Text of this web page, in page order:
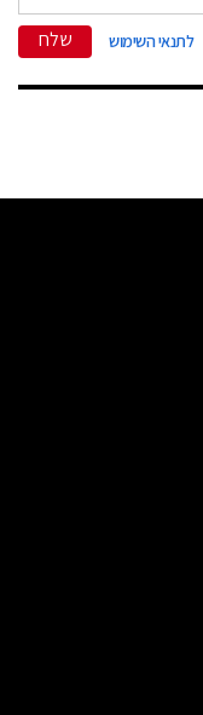
לתנאי השימוש שלח